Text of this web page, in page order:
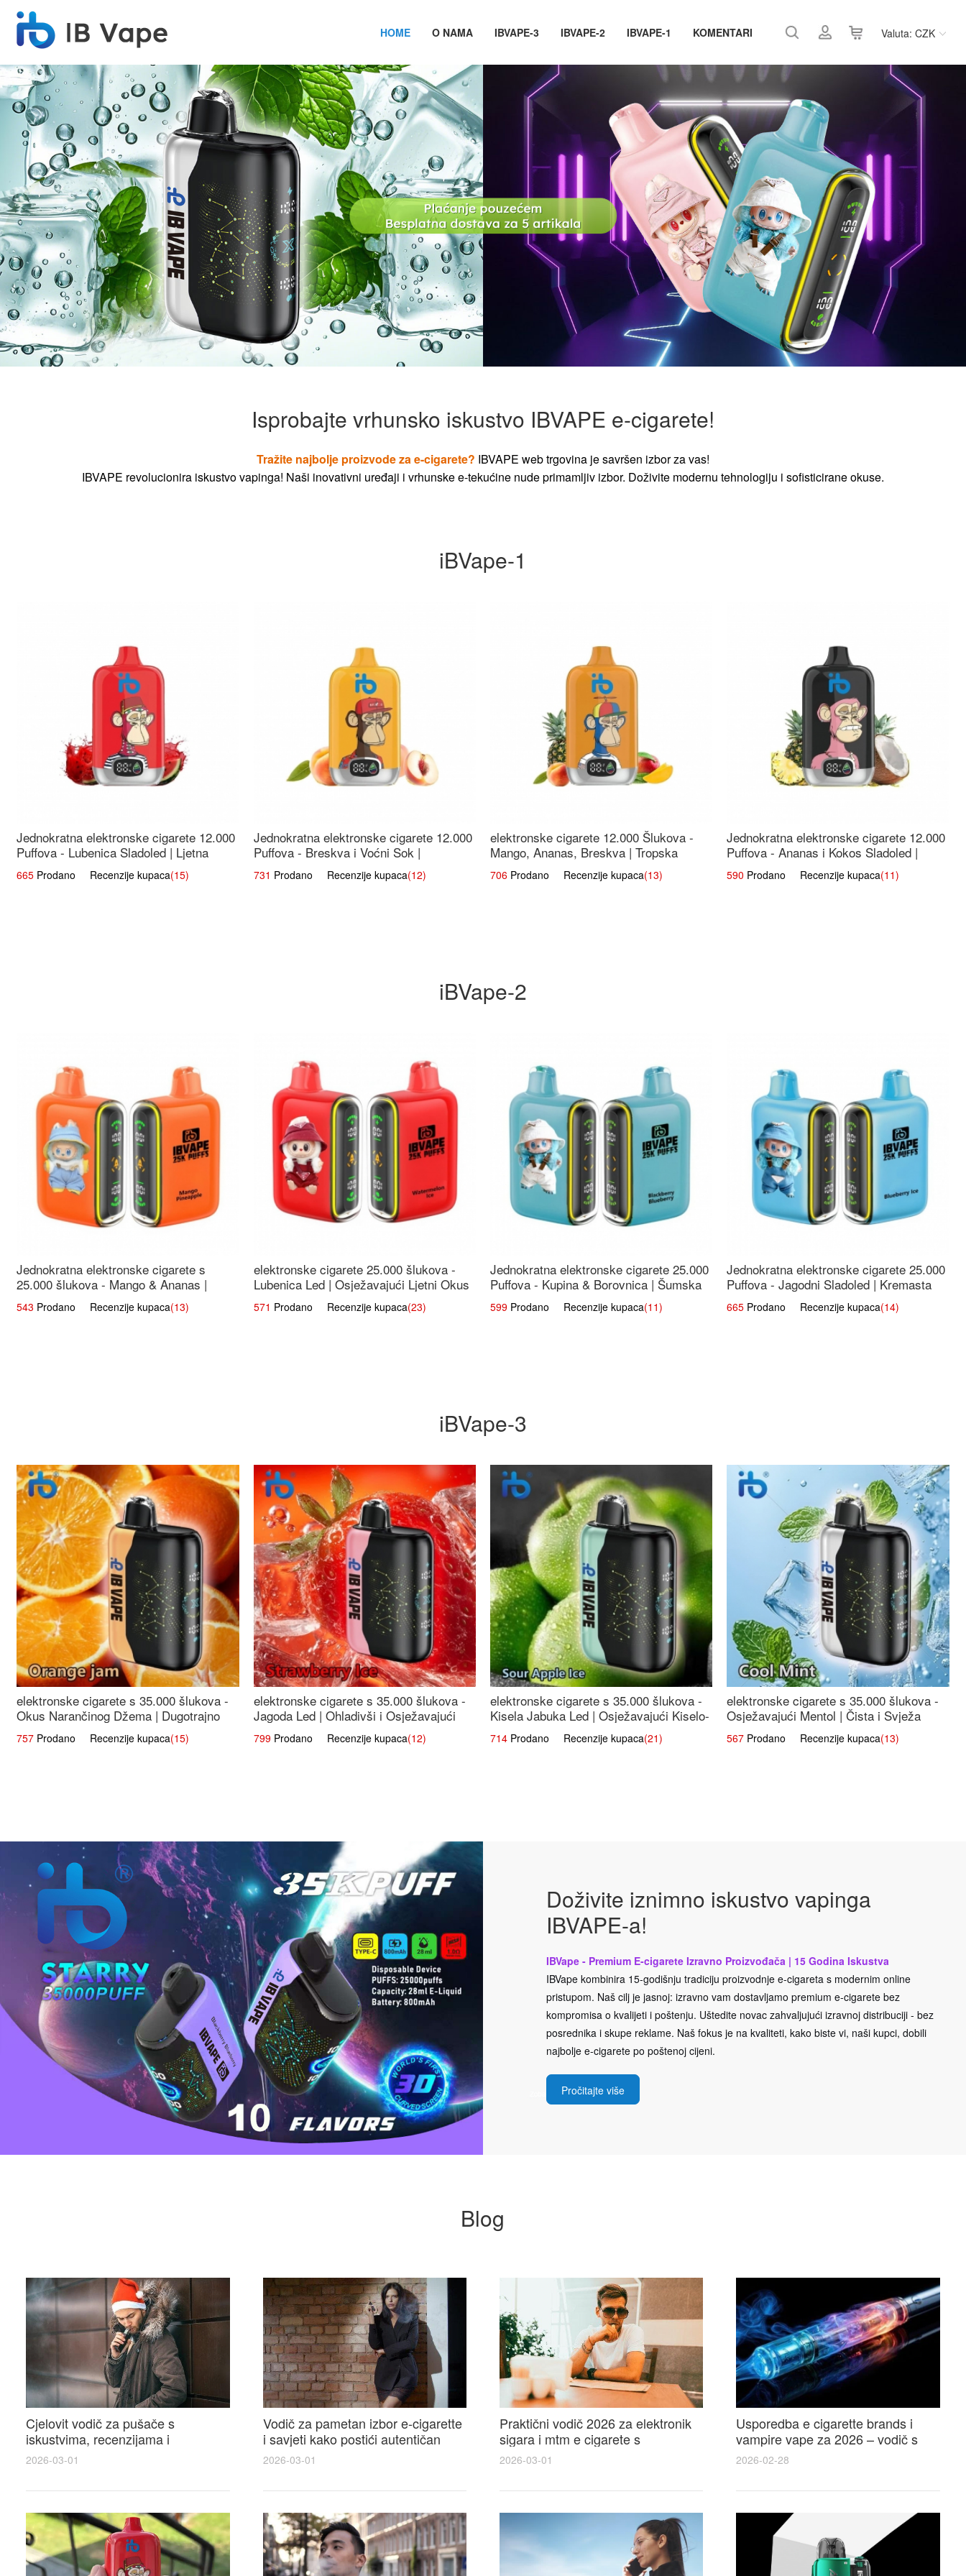
Valuta: CZK
HOME O NAMA IBVAPE-3 IBVAPE-2 IBVAPE-1 KOMENTARI
Isprobajte vrhunsko iskustvo IBVAPE e-cigarete!
Tražite najbolje proizvode za e-cigarete? IBVAPE web trgovina je savršen izbor za vas!
IBVAPE revolucionira iskustvo vapinga! Naši inovativni uređaji i vrhunske e-tekućine nude primamljiv izbor. Doživite modernu tehnologiju i sofisticirane okuse.
iBVape-1
Jednokratna elektronske cigarete 12.000
Puffova - Lubenica Sladoled | Ljetna
Desertna Aroma
665 Prodano Recenzije kupaca(15)
Jednokratna elektronske cigarete 12.000
Puffova - Breskva i Voćni Sok |
Osježavajuća Voćna Mješavina
731 Prodano Recenzije kupaca(12)
elektronske cigarete 12.000 Šlukova -
Mango, Ananas, Breskva | Tropska
Voćna Mješavina
706Prodano Recenzije kupaca(13)
Jednokratna elektronske cigarete 12.000
Puffova - Ananas i Kokos Sladoled |
Tropski Desert
590 Prodano Recenzije kupaca(11)
iBVape-2
Jednokratna elektronske cigarete s
25.000 šlukova - Mango & Ananas |
Egzotična Voćna Mješavina
543 Prodano Recenzije kupaca(13)
elektronske cigarete 25.000 šlukova -
Lubenica Led | Osježavajući Ljetni Okus
571 Prodano Recenzije kupaca(23)
Jednokratna elektronske cigarete 25.000
Puffova - Kupina & Borovnica | Šumska
Voćna Mješavina
599Prodano Recenzije kupaca(11)
Jednokratna elektronske cigarete 25.000
Puffova - Jagodni Sladoled | Kremasta
Slatka Okus
665 Prodano Recenzije kupaca(14)
iBVape-3
elektronske cigarete s 35.000 šlukova -
Okus Narančinog Džema | Dugotrajno
Iskustvo
757 Prodano Recenzije kupaca(15)
elektronske cigarete s 35.000 šlukova -
Jagoda Led | Ohladivši i Osježavajući
Okus
799Prodano Recenzije kupaca(12)
elektronske cigarete s 35.000 šlukova -
Kisela Jabuka Led | Osježavajući Kiselo-
Slatki Okus
714Prodano Recenzije kupaca(21)
elektronske cigarete s 35.000 šlukova -
Osježavajući Mentol | Čista i Svježa
Okus
567 Prodano Recenzije kupaca(13)
Doživite iznimno iskustvo vapinga
IBVAPE-a!
IBVape - Premium E-cigarete Izravno Proizvođača | 15 Godina Iskustva
IBVape kombinira 15-godišnju tradiciju proizvodnje e-cigareta s modernim online
pristupom. Naš cilj je jasnoj: izravno vam dostavljamo premium e-cigarete bez
kompromisa o kvalijeti i poštenju. Uštedite novac zahvaljujući izravnoj distribuciji - bez
posrednika i skupe reklame. Naš fokus je na kvaliteti, kako biste vi, naši kupci, dobili
najbolje e-cigarete po poštenoj cijeni.
Pročitajte više
Blog
Cjelovit vodič za pušače s
iskustvima, recenzijama i
raspravama o e-cigarette na e
cigareta forum
2026-03-01
Vodič za pametan izbor e-cigarette
i savjeti kako postići autentičan
elektronske cigarete feel
2026-03-01
Praktični vodič 2026 za elektronik
sigara i mtm e cigarete s
usporedbom, recenzijama i
savjetima
2026-03-01
Usporedba e cigarette brands i
vampire vape za 2026 – vodič s
recenzijama, okusima i najboljim
ponudama
2026-02-28